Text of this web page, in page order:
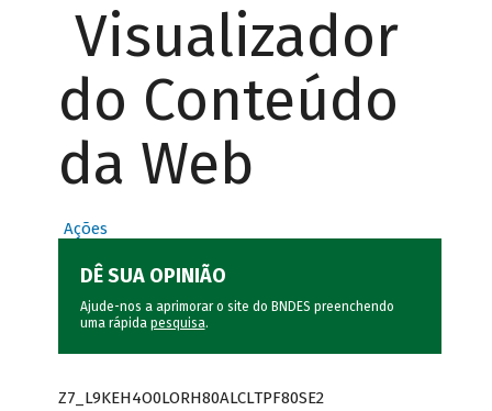
Visualizador
do Conteúdo
da Web
Ações
DÊ SUA OPINIÃO
Ajude-nos a aprimorar o site do BNDES preenchendo
uma rápida pesquisa.
Z7_L9KEH4O0LORH80ALCLTPF80SE2